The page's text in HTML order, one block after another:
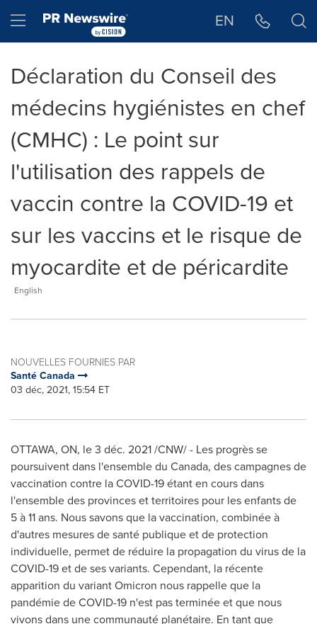
Hamburger menu EN
Déclaration du Conseil des
médecins hygiénistes en chef
(CMHC) : Le point sur
l'utilisation des rappels de
vaccin contre la COVID-19 et
sur les vaccins et le risque de
myocardite et de péricardite
English
NOUVELLES FOURNIES PAR
Santé Canada
03 déc, 2021, 15:54 ET
OTTAWA, ON, le 3 déc. 2021 /CNW/ - Les progrès se
poursuivent dans l'ensemble du Canada, des campagnes de
vaccination contre la COVID-19 étant en cours dans
l'ensemble des provinces et territoires pour les enfants de
5 à 11 ans. Nous savons que la vaccination, combinée à
d'autres mesures de santé publique et de protection
individuelle, permet de réduire la propagation du virus de la
COVID-19 et de ses variants. Cependant, la récente
apparition du variant Omicron nous rappelle que la
pandémie de COVID-19 n'est pas terminée et que nous
vivons dans une communauté planétaire. En tant que